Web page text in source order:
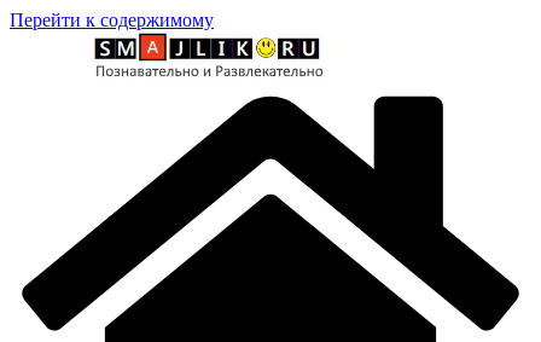
Перейти к содержимому